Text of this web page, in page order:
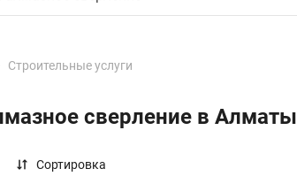
Строительные услуги
сверление в Алматы
Сортировка